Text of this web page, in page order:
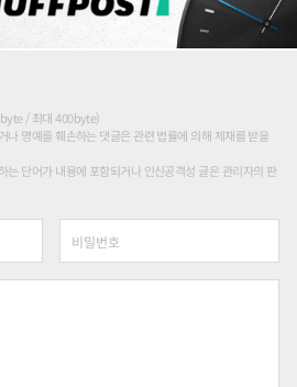
/ 최대 400byte)
나 명예를 훼손하는 댓글은 관련 법률에 의해 제재를 받을
는 단어가 내용에 포함되거나 인신공격성 글은 관리자의 판